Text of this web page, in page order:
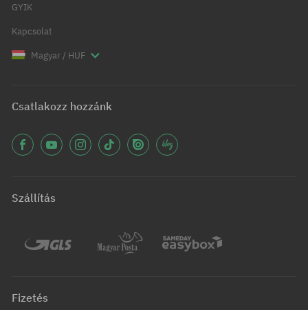
GYIK
Kapcsolat
Magyar / HUF
Csatlakozz hozzánk
Szállítás
Fizetés